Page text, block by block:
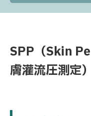
SPP（Skin
膚灌流圧測定）